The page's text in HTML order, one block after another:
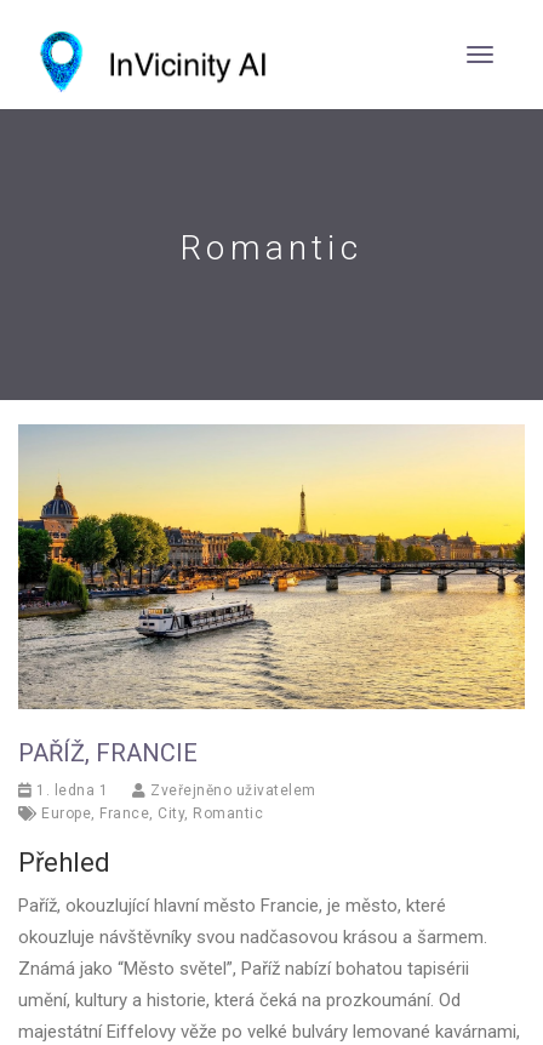
Romantic
PAŘÍŽ, FRANCIE
1. ledna 1
Zveřejněno uživatelem
Europe, France, City, Romantic
Přehled
Paříž, okouzlující hlavní město Francie, je město, které
okouzluje návštěvníky svou nadčasovou krásou a šarmem.
Známá jako “Město světel”, Paříž nabízí bohatou tapisérii
umění, kultury a historie, která čeká na prozkoumání. Od
majestátní Eiffelovy věže po velké bulváry lemované kavárnami,